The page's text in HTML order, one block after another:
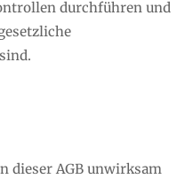
durchführen und
dieser AGB unwirksam